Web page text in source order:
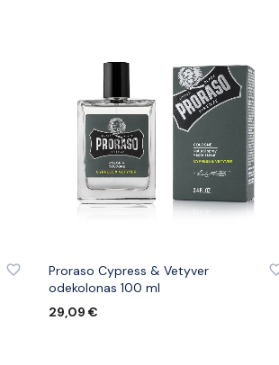
Proraso Cypress & Vetyver
odekolonas 100 ml
29,09 €